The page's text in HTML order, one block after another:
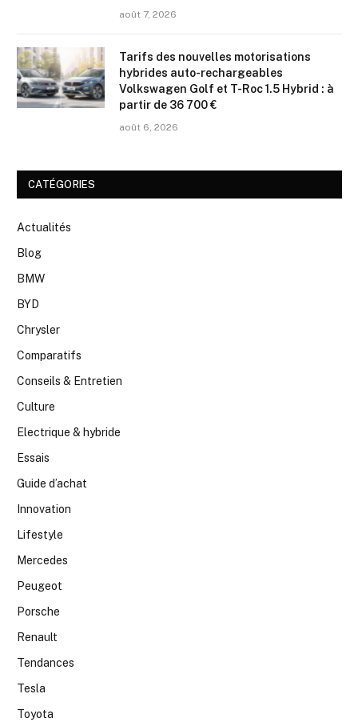
août 7, 2026
Tarifs des nouvelles motorisations
hybrides auto-rechargeables
Volkswagen Golf et T-Roc 1.5 Hybrid : à
partir de 36 700 €
août 6, 2026
CATÉGORIES
Actualités
Blog
BMW
BYD
Chrysler
Comparatifs
Conseils & Entretien
Culture
Electrique & hybride
Essais
Guide d’achat
Innovation
Lifestyle
Mercedes
Peugeot
Porsche
Renault
Tendances
Tesla
Toyota